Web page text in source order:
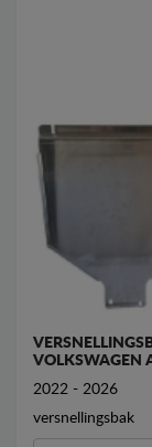
VOLKSWAGEN
2022 - 2026
versnellingsbak